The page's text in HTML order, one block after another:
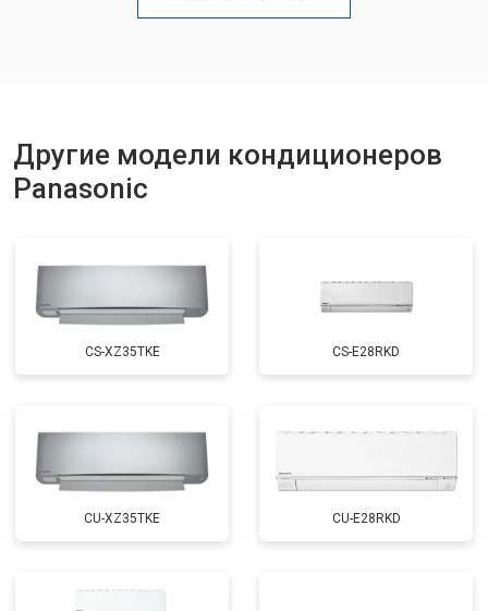
Другие модели кондиционеров
Panasonic
CS-XZ35TKE CS-E28RKD
CU-XZ35TKE CU-E28RKD